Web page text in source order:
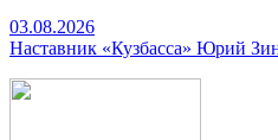
03.08.2026
Наставник «Кузбасса» Юрий